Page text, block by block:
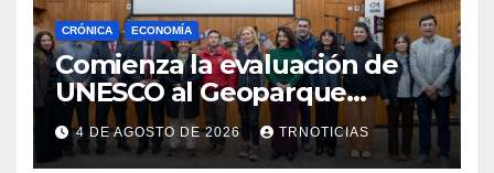
CRÓNICA ECONOMÍA
Comienza la evaluación de
UNESCO al Geoparque
Aspirante Pillanmapu en el
Maule
4 DE AGOSTO DE 2026 TRNOTICIAS